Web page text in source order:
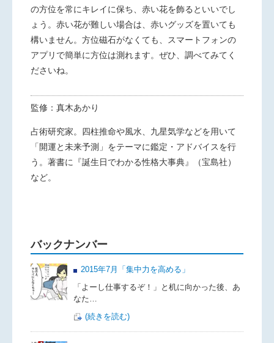
の方位を常にキレイに保ち、赤い花を飾るといいでし
ょう。赤い花が難しい場合は、赤いグッズを置いても
構いません。方位磁石がなくても、スマートフォンの
アプリで簡単に方位は測れます。ぜひ、調べてみてく
ださいね。
監修：真木あかり
占術研究家。四柱推命や風水、九星気学などを用いて
「開運と未来予測」をテーマに鑑定・アドバイスを行
う。著書に『誕生日でわかる性格大事典』（宝島社）
など。
バックナンバー
2015年7月「集中力を高める」
「よーし仕事するぞ！」と机に向かった後、あ
なた…
(続きを読む)